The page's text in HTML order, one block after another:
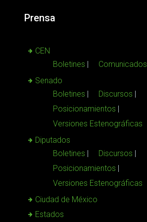
Prensa
CEN
Boletines
Comunicados
Senado
Boletines
Discursos
Posicionamientos
Versiones Estenográficas
Diputados
Boletines
Discursos
Posicionamientos
Versiones Estenográficas
Ciudad de México
Estados